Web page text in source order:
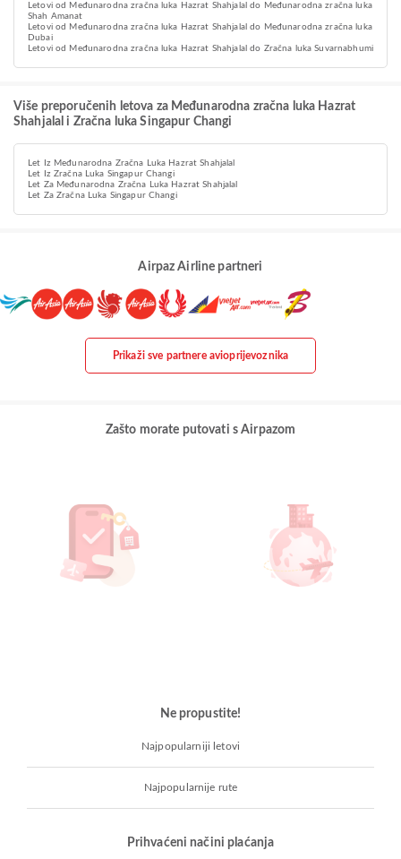
Letovi od Međunarodna zračna luka Hazrat Shahjalal do Međunarodna zračna luka
Shah Amanat
Letovi od Međunarodna zračna luka Hazrat Shahjalal do Međunarodna zračna luka
Dubai
Letovi od Međunarodna zračna luka Hazrat Shahjalal do Zračna luka Suvarnabhumi
Više preporučenih letova za Međunarodna zračna luka Hazrat
Shahjalal i Zračna luka Singapur Changi
Let Iz Međunarodna Zračna Luka Hazrat Shahjalal
Let Iz Zračna Luka Singapur Changi
Let Za Međunarodna Zračna Luka Hazrat Shahjalal
Let Za Zračna Luka Singapur Changi
Airpaz Airline partneri
Prikaži sve partnere avioprijevoznika
Zašto morate putovati s Airpazom
Ne propustite!
Najpopularniji letovi
Najpopularnije rute
Prihvaćeni načini plaćanja